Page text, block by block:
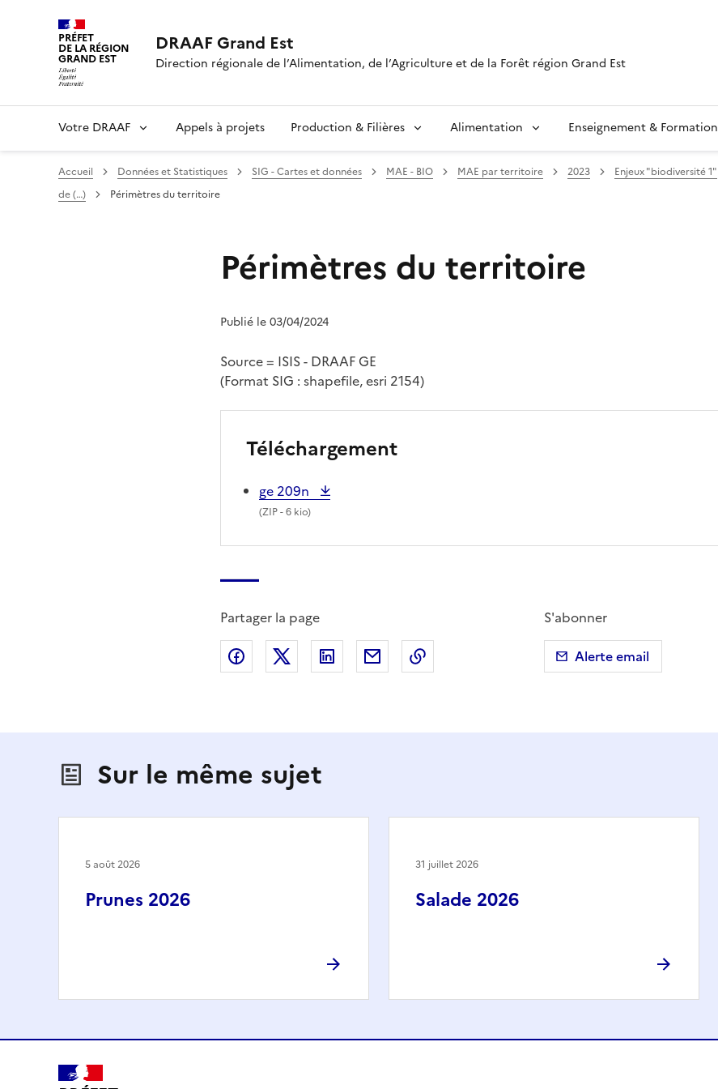
PRÉFET
DE LA RÉGION
GRAND EST
DRAAF Grand Est
Direction régionale de l’Alimentation, de l’Agriculture et de la Forêt région Grand Est
Votre DRAAF Appels à projets Production & Filières Alimentation Enseignement & Formation
Accueil Données et Statistiques SIG - Cartes et données MAE - BIO MAE par territoire 2023 Enjeux "biodiversité 1"
de (…)
Périmètres du territoire
Périmètres du territoire
Publié le 03/04/2024
Source = ISIS - DRAAF GE
(Format SIG : shapefile, esri 2154)
Téléchargement
ge 209n
(ZIP- 6 kio)
Partager la page
Partager sur Facebook
Partager sur X (anciennement Twitter)
Partager sur LinkedIn
Partager par emailCopier dans le presse-papier
S'abonner
Alerte email
Sur le même sujet
Prunes 2026
5 août 2026
Salade 2026
31 juillet 2026